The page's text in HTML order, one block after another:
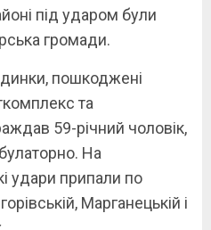
під ударом були
громади.
пошкоджені
та
59-річний чоловік,
На
удари припали по
Марганецькій і